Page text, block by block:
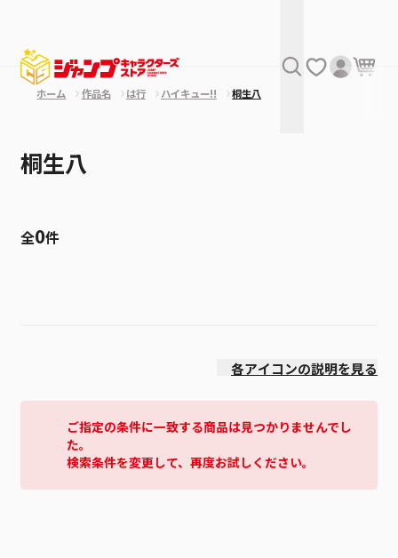
ホーム 作品名 は行 ハイキュー!! 桐生八
桐生八
全0件
各アイコンの説明を見る
ご指定の条件に一致する商品は見つかりませんでし
た。
検索条件を変更して、再度お試しください。